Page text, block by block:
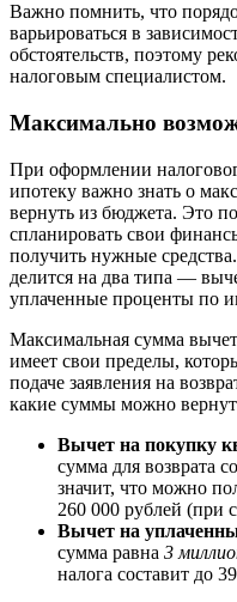
Важно помнить, что
варьироваться в
обстоятельств, поэтому
налоговым специалистом.
Максимально
При оформлении
ипотеку важно знать о
вернуть из бюджета. Это
спланировать свои
получить нужные
делится на два типа —
уплаченные проценты по
Максимальная сумма
имеет свои пределы,
подаче заявления на
какие суммы можно
Вычет на покупку
сумма для возврата
значит, что можно
260 000 рублей (при
Вычет на
сумма равна 3
налога составит до